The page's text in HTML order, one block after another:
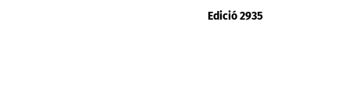
Edició 2935